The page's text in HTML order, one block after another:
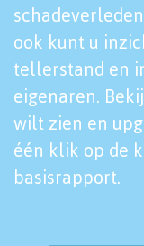
ook kunt u
tellerstand en
eigenaren.
wilt zien en
één klik op de
basisrapport.